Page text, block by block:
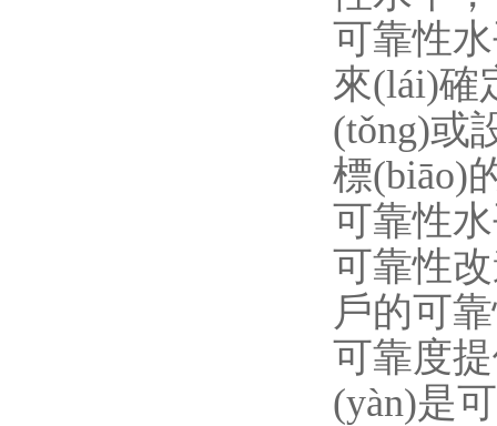
可靠性水
來(lái)確
(tǒng)或
標(biāo)
可靠性水
可靠性
戶的可
可靠度提
(yàn)是可